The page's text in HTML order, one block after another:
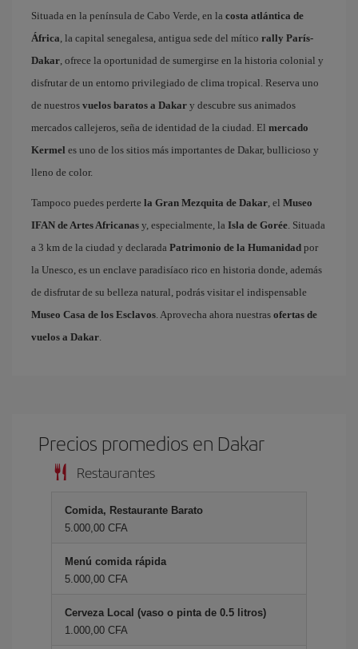
Situada en la península de Cabo Verde, en la costa atlántica de
África, la capital senegalesa, antigua sede del mítico rally París-
Dakar, ofrece la oportunidad de sumergirse en la historia colonial y
disfrutar de un entorno privilegiado de clima tropical. Reserva uno
de nuestros vuelos baratos a Dakar y descubre sus animados
mercados callejeros, seña de identidad de la ciudad. El mercado
Kermel es uno de los sitios más importantes de Dakar, bullicioso y
lleno de color.
Tampoco puedes perderte la Gran Mezquita de Dakar, el Museo
IFAN de Artes Africanas y, especialmente, la Isla de Gorée. Situada
a 3 km de la ciudad y declarada Patrimonio de la Humanidad por
la Unesco, es un enclave paradisíaco rico en historia donde, además
de disfrutar de su belleza natural, podrás visitar el indispensable
Museo Casa de los Esclavos. Aprovecha ahora nuestras ofertas de
vuelos a Dakar.
Precios promedios en Dakar
Restaurantes
Comida, Restaurante Barato
5.000,00 CFA
Menú comida rápida
5.000,00 CFA
Cerveza Local (vaso o pinta de 0.5 litros)
1.000,00 CFA